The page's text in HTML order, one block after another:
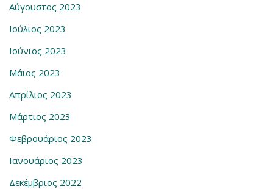
Αύγουστος 2023
Ιούλιος 2023
Ιούνιος 2023
Μάιος 2023
Απρίλιος 2023
Μάρτιος 2023
Φεβρουάριος 2023
Ιανουάριος 2023
Δεκέμβριος 2022